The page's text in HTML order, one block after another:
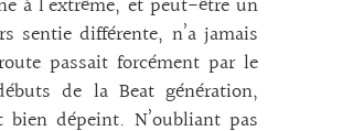
à l’extrême, et peut-être un
sentie différente, n’a jamais
passait forcément par le
de la Beat génération,
dépeint. N’oubliant pas